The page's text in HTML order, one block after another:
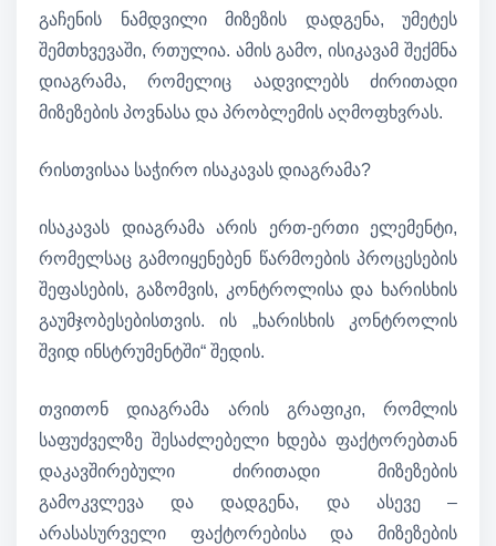
გაჩენის ნამდვილი მიზეზის დადგენა, უმეტეს
შემთხვევაში, რთულია. ამის გამო, ისიკავამ შექმნა
დიაგრამა, რომელიც აადვილებს ძირითადი
მიზეზების პოვნასა და პრობლემის აღმოფხვრას.
რისთვისაა საჭირო ისაკავას დიაგრამა?
ისაკავას დიაგრამა არის ერთ-ერთი ელემენტი,
რომელსაც გამოიყენებენ წარმოების პროცესების
შეფასების, გაზომვის, კონტროლისა და ხარისხის
გაუმჯობესებისთვის. ის „ხარისხის კონტროლის
შვიდ ინსტრუმენტში“ შედის.
თვითონ დიაგრამა არის გრაფიკი, რომლის
საფუძველზე შესაძლებელი ხდება ფაქტორებთან
დაკავშირებული ძირითადი მიზეზების
გამოკვლევა და დადგენა, და ასევე –
არასასურველი ფაქტორებისა და მიზეზების